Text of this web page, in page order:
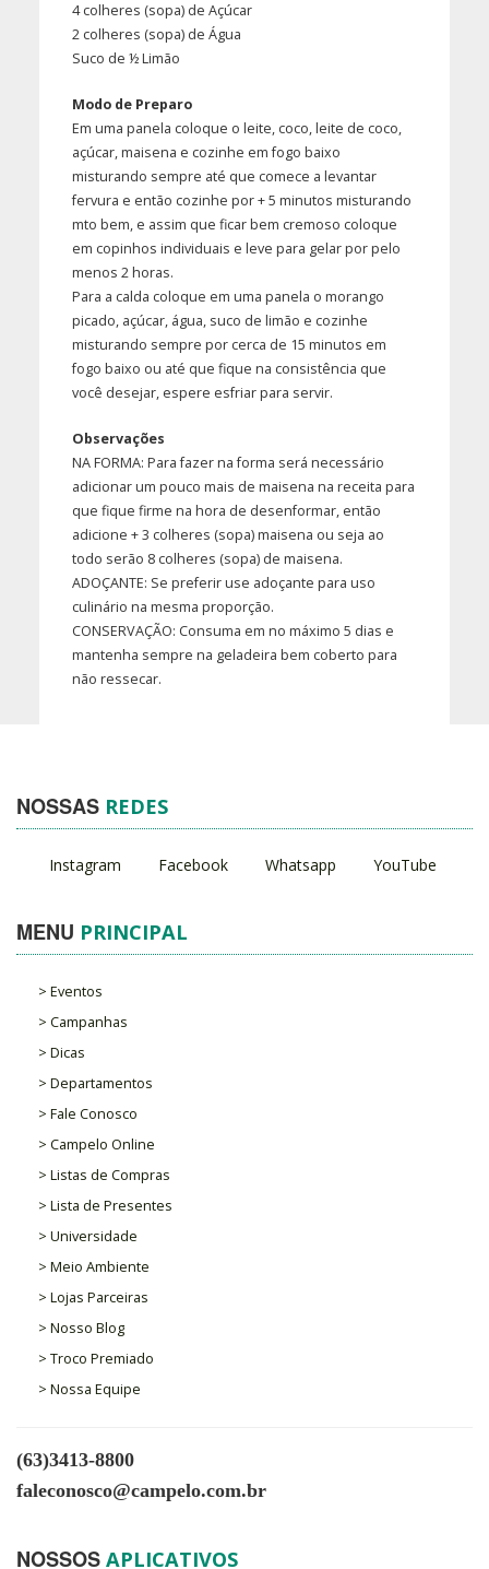
4 colheres (sopa) de Açúcar
2 colheres (sopa) de Água
Suco de ½ Limão
Modo de Preparo
Em uma panela coloque o leite, coco, leite de coco,
açúcar, maisena e cozinhe em fogo baixo
misturando sempre até que comece a levantar
fervura e então cozinhe por + 5 minutos misturando
mto bem, e assim que ficar bem cremoso coloque
em copinhos individuais e leve para gelar por pelo
menos 2 horas.
Para a calda coloque em uma panela o morango
picado, açúcar, água, suco de limão e cozinhe
misturando sempre por cerca de 15 minutos em
fogo baixo ou até que fique na consistência que
você desejar, espere esfriar para servir.
Observações
NA FORMA: Para fazer na forma será necessário
adicionar um pouco mais de maisena na receita para
que fique firme na hora de desenformar, então
adicione + 3 colheres (sopa) maisena ou seja ao
todo serão 8 colheres (sopa) de maisena.
ADOÇANTE: Se preferir use adoçante para uso
culinário na mesma proporção.
CONSERVAÇÃO: Consuma em no máximo 5 dias e
mantenha sempre na geladeira bem coberto para
não ressecar.
NOSSAS REDES
Instagram Facebook Whatsapp YouTube
MENU PRINCIPAL
> Eventos
> Campanhas
> Dicas
> Departamentos
> Fale Conosco
> Campelo Online
> Listas de Compras
> Lista de Presentes
> Universidade
> Meio Ambiente
> Lojas Parceiras
> Nosso Blog
> Troco Premiado
> Nossa Equipe
(63)3413-8800
faleconosco@campelo.com.br
NOSSOS APLICATIVOS